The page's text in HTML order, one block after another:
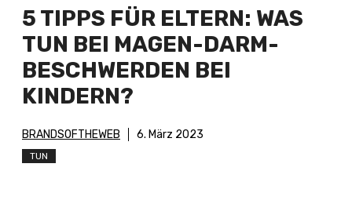
5 TIPPS FÜR ELTERN: WAS
TUN BEI MAGEN-DARM-
BESCHWERDEN BEI
KINDERN?
BRANDSOFTHEWEB 6. März 2023
TUN